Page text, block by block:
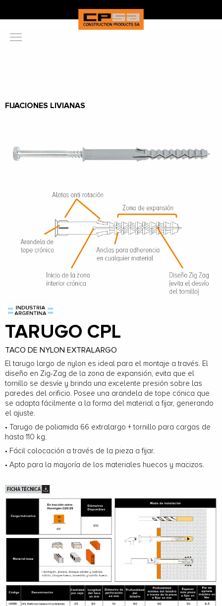
FIJACIONES LIVIANAS
TARUGO CPL
TACO DE NYLON EXTRALARGO
El tarugo largo de nylon es ideal para el montaje a través. El
diseño en Zig-Zag de la zona de expansión, evita que el
tornillo se desvíe y brinda una excelente presión sobre las
paredes del orificio. Posee una arandela de tope cónica que
se adapta fácilmente a la forma del material a fijar, generando
el ajuste.
• Tarugo de poliamida 66 extralargo + tornillo para cargas de
hasta 110 kg.
• Fácil colocación a través de la pieza a fijar.
• Apto para la mayoría de los materiales huecos y macizos.